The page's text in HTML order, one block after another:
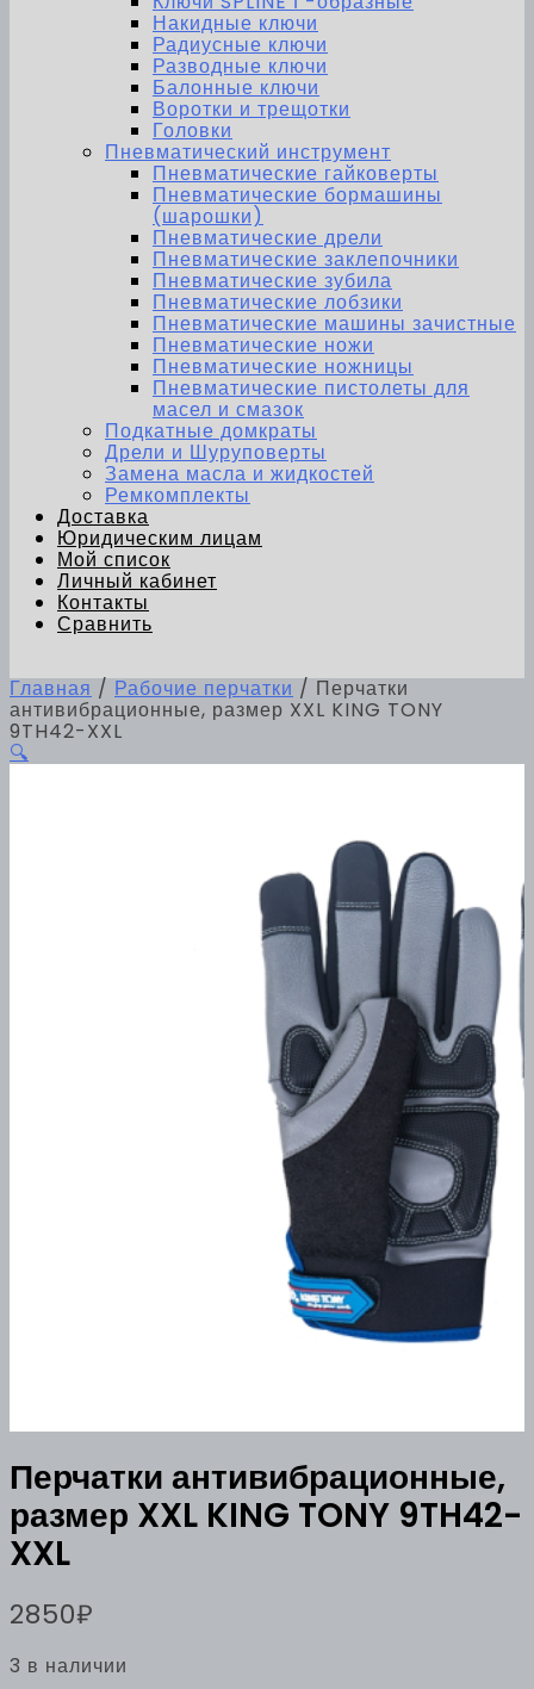
Накидные ключи
Радиусные ключи
Разводные ключи
Балонные ключи
Воротки и трещотки
Головки
Пневматический инструмент
Пневматические гайковерты
Пневматические бормашины
(шарошки)
Пневматические дрели
Пневматические заклепочники
Пневматические зубила
Пневматические лобзики
Пневматические машины зачистные
Пневматические ножи
Пневматические ножницы
Пневматические пистолеты для
масел и смазок
Подкатные домкраты
Дрели и Шуруповерты
Замена масла и жидкостей
Ремкомплекты
Доставка
Юридическим лицам
Мой список
Личный кабинет
Контакты
Сравнить
Главная / Рабочие перчатки / Перчатки
антивибрационные, размер XXL KING TONY
9TH42-XXL
🔍
Перчатки антивибрационные,
размер XXL KING TONY 9TH42-
XXL
2850₽
3 в наличии